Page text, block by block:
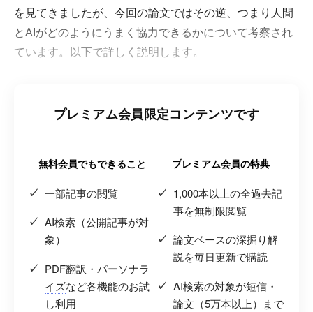
を見てきましたが、今回の論文ではその逆、つまり人間
とAIがどのようにうまく協力できるかについて考察され
ています。以下で詳しく説明します。
プレミアム会員限定コンテンツです
無料会員でもできること
一部記事の閲覧
AI検索（公開記事が対
象）
PDF翻訳・ パーソナラ
イズなど各機能のお試
し利用
プレミアム会員の特典
1,000本以上の全過去記
事を無制限閲覧
論文ベースの深掘り解
説を毎日更新で購読
AI検索の対象が短信・
論文（5万本以上）まで